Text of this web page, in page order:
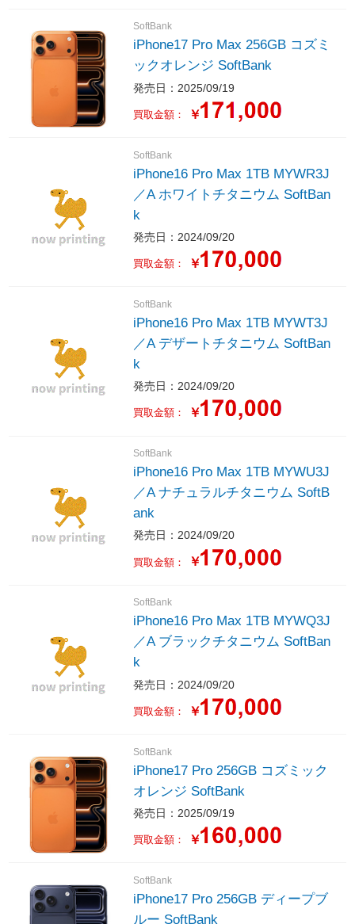
SoftBank
iPhone17 Pro Max 256GB コズミ
ックオレンジ SoftBank
発売日：2025/09/19
買取金額： ￥
SoftBank
iPhone16 Pro Max 1TB MYWR3J
／A ホワイトチタニウム SoftBan
k
発売日：2024/09/20
買取金額： ￥
SoftBank
iPhone16 Pro Max 1TB MYWT3J
／A デザートチタニウム SoftBan
k
発売日：2024/09/20
買取金額： ￥
SoftBank
iPhone16 Pro Max 1TB MYWU3J
／A ナチュラルチタニウム SoftB
ank
発売日：2024/09/20
買取金額： ￥
SoftBank
iPhone16 Pro Max 1TB MYWQ3J
／A ブラックチタニウム SoftBan
k
発売日：2024/09/20
買取金額： ￥
SoftBank
iPhone17 Pro 256GB コズミック
オレンジ SoftBank
発売日：2025/09/19
買取金額： ￥
SoftBank
iPhone17 Pro 256GB ディープブ
ルー SoftBank